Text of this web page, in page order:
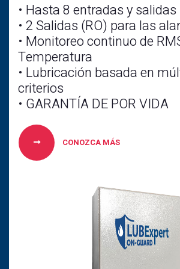
• Hasta 8 entradas y salidas
• 2 Salidas (RO) para las
• Monitoreo continuo de
Temperatura
• Lubricación basada en
criterios
• GARANTÍA DE POR VIDA
CONOZCA MÁS